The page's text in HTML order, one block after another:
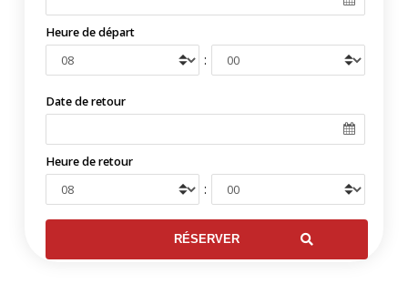
Heure de départ
:
Date de retour
Heure de retour
: